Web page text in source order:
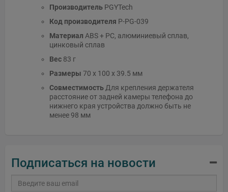
ПроизводительPGYTech
Код производителя P-PG-039
Материал ABS + PC, алюминиевый сплав,
цинковый сплав
Вес83 г
Размеры 70 x 100 x 39.5 мм
СовместимостьДля крепления держателя
расстояние от задней камеры телефона до
нижнего края устройства должно быть не
менее 98 мм
Подписаться на новости